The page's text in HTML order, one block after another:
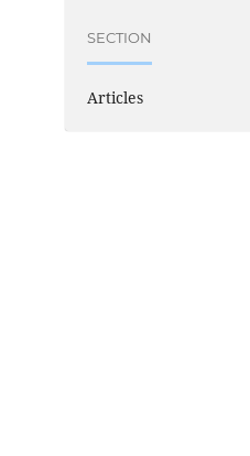
SECTION
Articles